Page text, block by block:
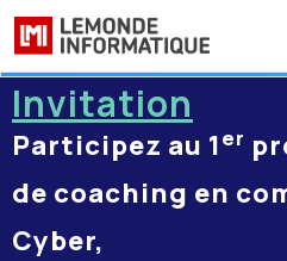
Invitation
Participez au 1er
de coaching en
Cyber,